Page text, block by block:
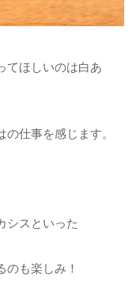
てほしいのは白あ
仕事を感じます。
シスといった
も楽しみ！